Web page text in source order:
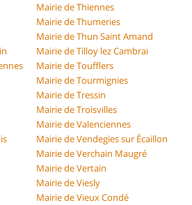
Mairie de Thiennes
Mairie de Thumeries
Mairie de Thun Saint Amand
Mairie de Tilloy lez Cambrai
Mairie de Toufflers
Mairie de Tourmignies
Mairie de Tressin
Mairie de Troisvilles
Mairie de Valenciennes
Mairie de Vendegies sur Écaillon
Mairie de Verchain Maugré
Mairie de Vertain
Mairie de Viesly
Mairie de Vieux Condé